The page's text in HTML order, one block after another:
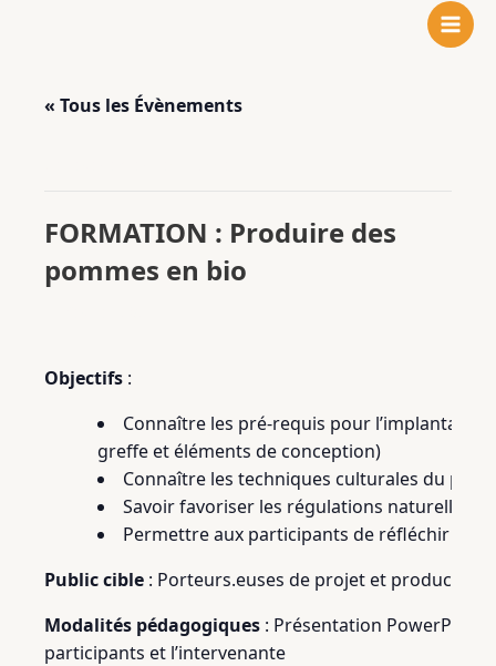
« Tous les Évènements
FORMATION : Produire des
pommes en bio
Objectifs :
Connaître les pré-requis pour
greffe et éléments de conception)
Connaître les techniques culturales du
Savoir favoriser les régulations naturelles
Permettre aux participants de réfléchir à
Public cible : Porteurs.euses de projet et
Modalités pédagogiques : Présentation PowerPoint
participants et l’intervenante
e
t
a
g
e
b
k
e